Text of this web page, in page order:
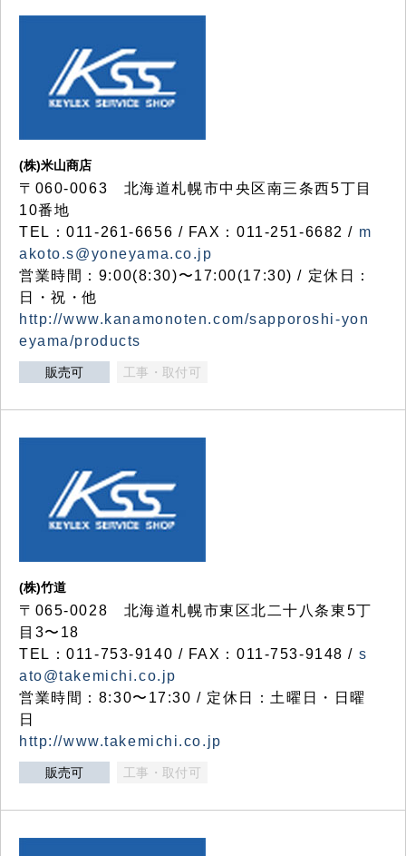
(株)米山商店
〒060-0063 北海道札幌市中央区南三条西5丁目
10番地
TEL：011-261-6656 / FAX：011-251-6682 / m
akoto.s@yoneyama.co.jp
営業時間：9:00(8:30)〜17:00(17:30) / 定休日：
日・祝・他
http://www.kanamonoten.com/sapporoshi-yon
eyama/products
販売可 工事・取付可
(株)竹道
〒065-0028 北海道札幌市東区北二十八条東5丁
目3〜18
TEL：011-753-9140 / FAX：011-753-9148 / s
ato@takemichi.co.jp
営業時間：8:30〜17:30 / 定休日：土曜日・日曜
日
http://www.takemichi.co.jp
販売可 工事・取付可